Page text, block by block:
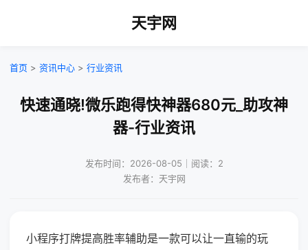
天宇网
首页 > 资讯中心 > 行业资讯
快速通晓!微乐跑得快神器680元_助攻神
器-行业资讯
发布时间：2026-08-05｜阅读：2
发布者：天宇网
小程序打牌提高胜率辅助是一款可以让一直输的玩